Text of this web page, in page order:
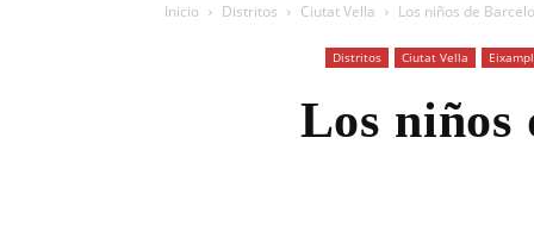
Inicio Distritos Ciutat Vella Los niños de
Distritos Ciutat Vella
Los niños